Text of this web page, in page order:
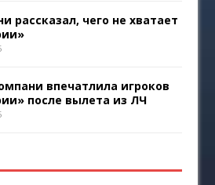
рассказал, чего не хватает
впечатлила игроков
после вылета из ЛЧ